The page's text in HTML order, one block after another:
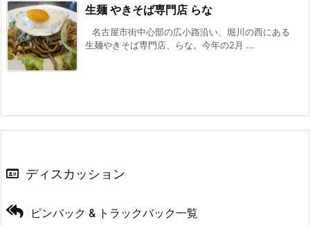
生麺 やきそば専門店 らな
名古屋市街中心部の広小路沿い、堀川の西にある
生麺やきそば専門店、らな。今年の2月 ...
ディスカッション
ピンバック & トラックバック一覧